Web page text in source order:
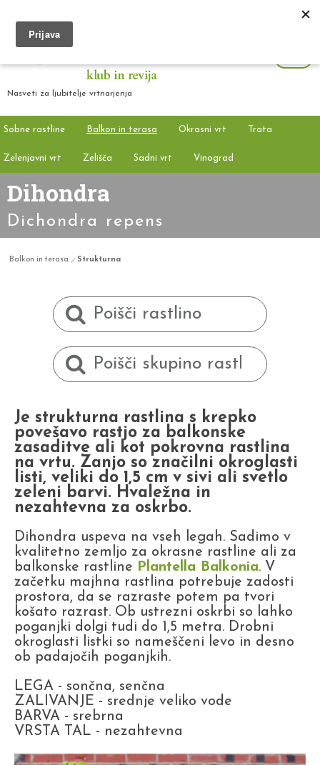
Nasveti za ljubitelje vrtnarjenja
Sobne rastline Balkon in terasa Okrasni vrt Trata
Zelenjavni vrt Zelišča Sadni vrt Vinograd
Dihondra
Dichondra repens
Balkon in terasa Strukturna
Je strukturna rastlina s krepko
povešavo rastjo za balkonske
zasaditve ali kot pokrovna rastlina
na vrtu. Zanjo so značilni okroglasti
listi, veliki do 1,5 cm v sivi ali svetlo
zeleni barvi. Hvaležna in
nezahtevna za oskrbo.
Dihondra uspeva na vseh legah. Sadimo v
kvalitetno zemljo za okrasne rastline ali za
balkonske rastline Plantella Balkonia. V
začetku majhna rastlina potrebuje zadosti
prostora, da se razraste potem pa tvori
košato razrast. Ob ustrezni oskrbi so lahko
poganjki dolgi tudi do 1,5 metra. Drobni
okroglasti listki so nameščeni levo in desno
ob padajočih poganjkih.
LEGA - sončna, senčna
ZALIVANJE - srednje veliko vode
BARVA - srebrna
VRSTA TAL - nezahtevna